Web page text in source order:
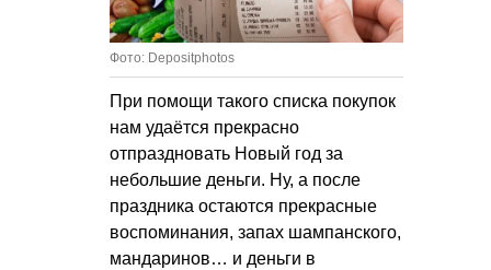
Фото: Depositphotos
При помощи такого списка покупок
нам удаётся прекрасно
отпраздновать Новый год за
небольшие деньги. Ну, а после
праздника остаются прекрасные
воспоминания, запах шампанского,
мандаринов… и деньги в